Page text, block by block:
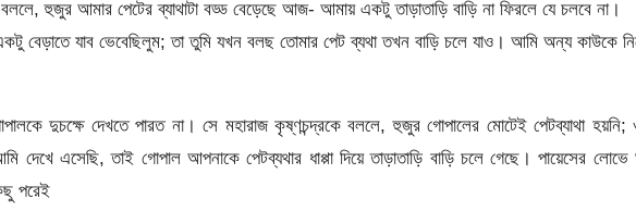
বললে, হুজুর আমার পেটের ব্যাথাটা বড্ড বেড়েছে আজ- আমায় একটু তাড়াতাড়ি বাড়ি না ফিরলে যে চলবে না।
বেড়াতে যাব ভেবেছিলুম; তা তুমি যখন বলছ তোমার পেট ব্যথা তখন বাড়ি চলে যাও। আমি অন্য কাউকে
দুচক্ষে দেখতে পারত না। সে মহারাজ কৃষ্ণচন্দ্রকে বললে, হুজুর গোপালের মোটেই পেটব্যাথা হয়নি;
দেখে এসেছি, তাই গোপাল আপনাকে পেটব্যথার ধাপ্পা দিয়ে তাড়াতাড়ি বাড়ি চলে গেছে। পায়েসের লোভে
পরেই